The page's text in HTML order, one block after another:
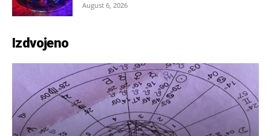
August 6, 2026
Izdvojeno